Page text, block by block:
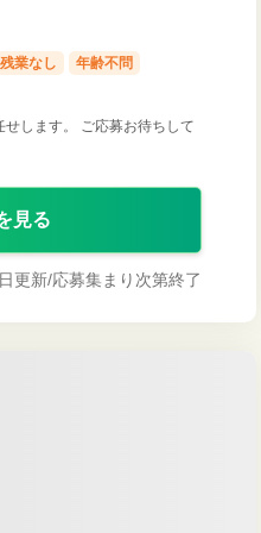
残業なし 年齢不問
します。 ご応募お待ちして
見る
更新/応募集まり次第終了